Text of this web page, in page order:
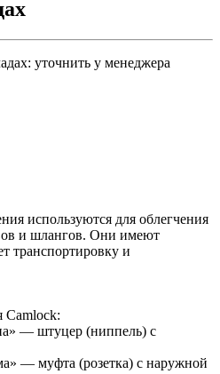
уточнить у менеджера
используются для облегчения
и шлангов. Они имеют
транспортировку и
Camlock:
— штуцер (ниппель) с
— муфта (розетка) с наружной